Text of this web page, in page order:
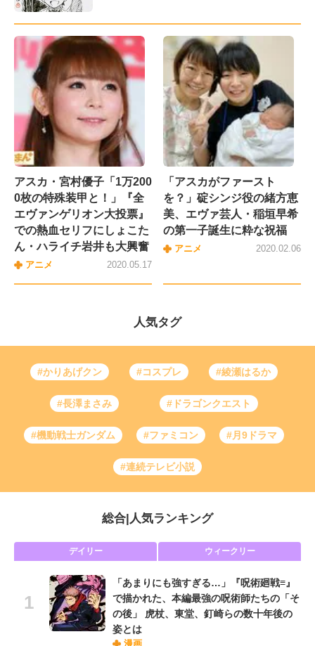
アスカ・宮村優子「1万200
0枚の特殊装甲と！」『全
エヴァンゲリオン大投票』
での熱血セリフにしょこた
ん・ハライチ岩井も大興奮
アニメ 2020.05.17
「アスカがファースト
を？」碇シンジ役の緒方恵
美、エヴァ芸人・稲垣早希
の第一子誕生に粋な祝福
アニメ 2020.02.06
人気タグ
#かりあげクン #コスプレ #綾瀬はるか
#長澤まさみ #ドラゴンクエスト
#機動戦士ガンダム #ファミコン #月9ドラマ
#連続テレビ小説
総合 人気ランキング
デイリー ウィークリー
「あまりにも強すぎる…」『呪術廻戦≡』
で描かれた、本編最強の呪術師たちの「そ
の後」 虎杖、東堂、釘崎らの数十年後の
姿とは
漫画